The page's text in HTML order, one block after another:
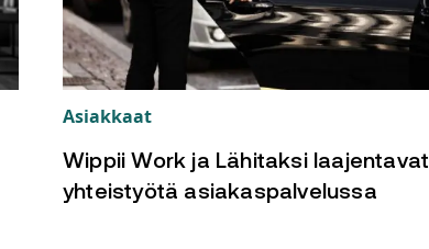
Asiakkaat
Wippii Work ja Lähitaksi laajentavat
yhteistyötä asiakaspalvelussa